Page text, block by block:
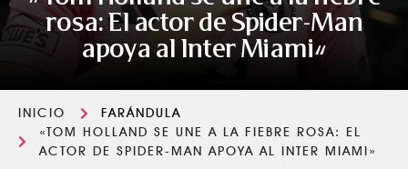
rosa: El actor de Spider-Man
apoya al Inter Miami»
INICIO
FARÁNDULA
«TOM HOLLAND SE UNE A LA FIEBRE ROSA: EL
ACTOR DE SPIDER-MAN APOYA AL INTER MIAMI»